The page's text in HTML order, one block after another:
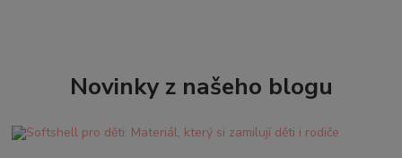
Novinky z našeho blogu